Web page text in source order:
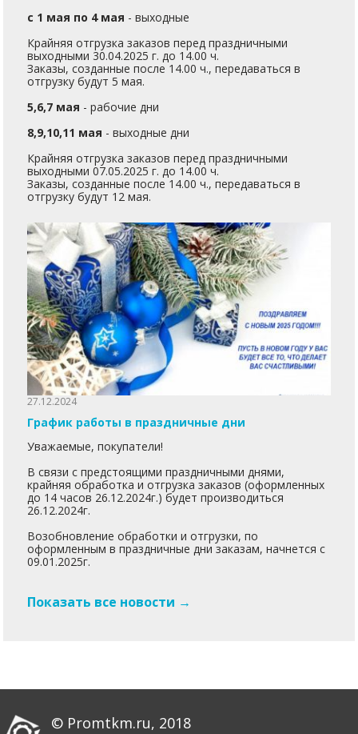
с 1 мая по 4 мая - выходные
Крайняя отгрузка заказов перед праздничными
выходными 30.04.2025 г. до 14.00 ч.
Заказы, созданные после 14.00 ч., передаваться в
отгрузку будут 5 мая.
5,6,7 мая - рабочие дни
8,9,10,11 мая - выходные дни
Крайняя отгрузка заказов перед праздничными
выходными 07.05.2025 г. до 14.00 ч.
Заказы, созданные после 14.00 ч., передаваться в
отгрузку будут 12 мая.
27.12.2024
График работы в праздничные дни
Уважаемые, покупатели!
В связи с предстоящими праздничными днями,
крайняя обработка и отгрузка заказов (оформленных
до 14 часов 26.12.2024г.) будет производиться
26.12.2024г.
Возобновление обработки и отгрузки, по
оформленным в праздничные дни заказам, начнется с
09.01.2025г.
Показать все новости →
© Promtkm.ru, 2018